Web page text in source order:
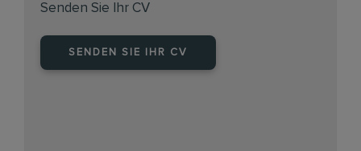
Senden Sie Ihr CV
SENDEN SIE IHR CV